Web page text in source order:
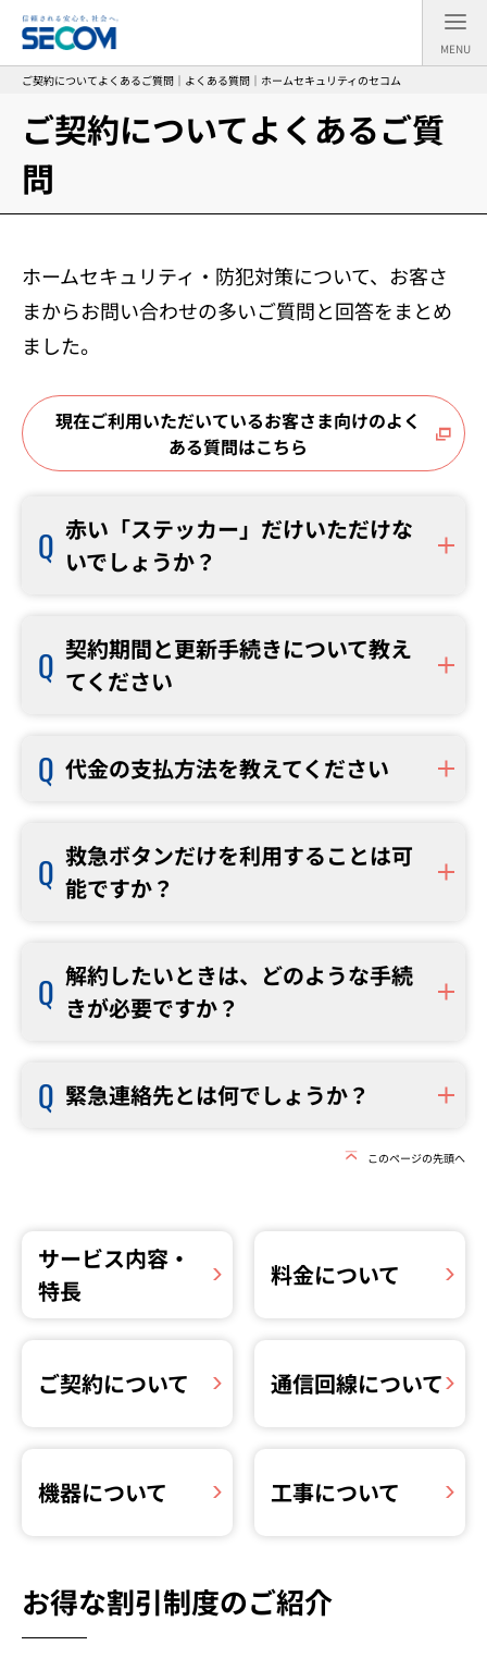
MENU
ご契約についてよくあるご質問｜よくある質問｜ホームセキュリティのセコム
ご契約についてよくあるご質
問
ホームセキュリティ・防犯対策について、お客さ
まからお問い合わせの多いご質問と回答をまとめ
ました。
現在ご利用いただいているお客さま向けのよく
ある質問はこちら
赤い「ステッカー」だけいただけな
いでしょうか？
契約期間と更新手続きについて教え
てください
代金の支払方法を教えてください
救急ボタンだけを利用することは可
能ですか？
解約したいときは、どのような手続
きが必要ですか？
緊急連絡先とは何でしょうか？
このページの先頭へ
サービス内容・
特長
料金について
ご契約について 通信回線について
機器について 工事について
お得な割引制度のご紹介